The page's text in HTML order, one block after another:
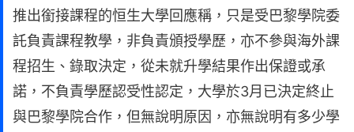
推出銜接課程的恒生大學回應稱，只是受巴黎學院委
託負責課程教學，非負責頒授學歷，亦不參與海外課
程招生、錄取決定，從未就升學結果作出保證或承
諾，不負責學歷認受性認定，大學於3月已決定終止
與巴黎學院合作，但無說明原因，亦無說明有多少學